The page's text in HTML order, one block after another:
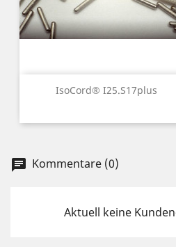
IsoCord® I25.S17plus
chat Kommentare (0)
Aktuell keine